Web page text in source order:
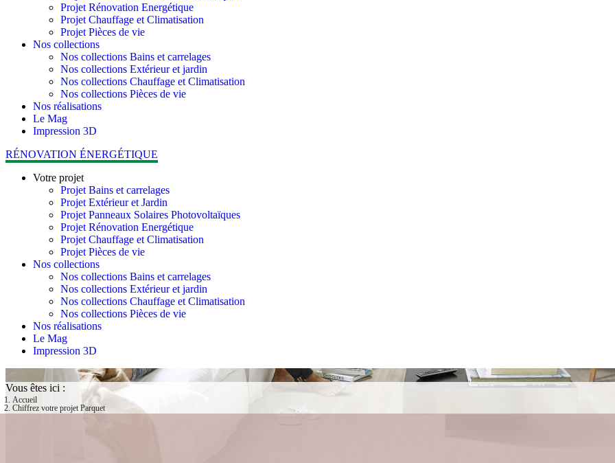
Projet Rénovation Energétique
Projet Chauffage et Climatisation
Projet Pièces de vie
Nos collections
Nos collections Bains et carrelages
Nos collections Extérieur et jardin
Nos collections Chauffage et Climatisation
Nos collections Pièces de vie
Nos réalisations
Le Mag
Impression 3D
RÉNOVATION ÉNERGÉTIQUE
Votre projet
Projet Bains et carrelages
Projet Extérieur et Jardin
Projet Panneaux Solaires Photovoltaïques
Projet Rénovation Energétique
Projet Chauffage et Climatisation
Projet Pièces de vie
Nos collections
Nos collections Bains et carrelages
Nos collections Extérieur et jardin
Nos collections Chauffage et Climatisation
Nos collections Pièces de vie
Nos réalisations
Le Mag
Impression 3D
Vous êtes ici :
Accueil
Chiffrez votre projet Parquet